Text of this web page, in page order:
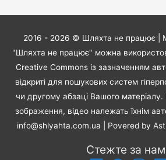
2016 - 2026 © Шляхта не працює|
"Шляхта не працює" можна
Creative Commons із зазначенням
відкриті для пошукових систем
чи другому абзаці Вашого матеріалу.
зображення, відео належать їхнім
info@shlyahta.com.ua | Povered by
Стежте за